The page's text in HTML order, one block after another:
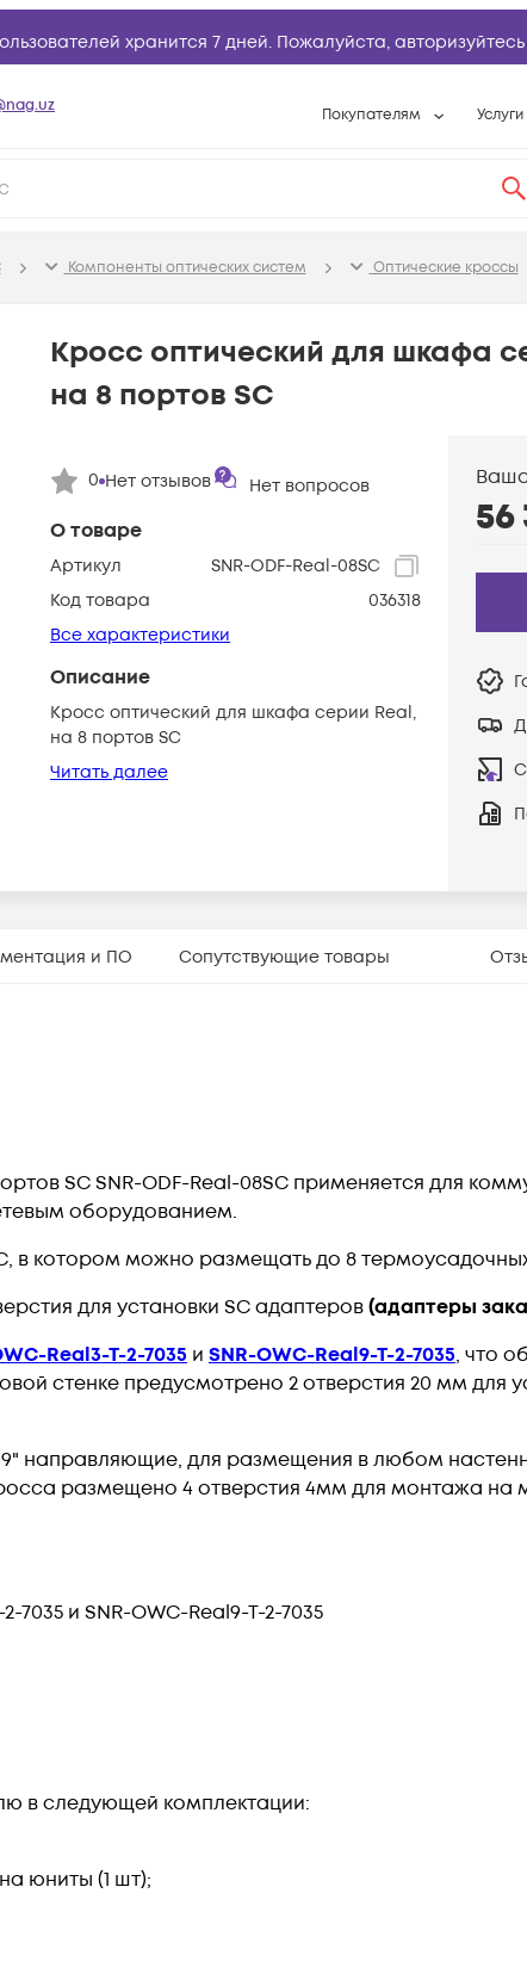
хранится 7 дней. Пожалуйста, авторизуйтесь
Покупателям
Вопросы и ответы
База знаний
Услуги
Компоненты оптических систем Оптические кроссы
О товаре
Артикул
SNR-ODF-Real-08SC
Код товара
036318
Все характеристики
Описание
Кросс оптический для шкафа серии Real,
на 8 портов SC
Читать далее
Кросс оптический для шкафа
на 8 портов SC
0 Нет отзывов Нет вопросов
56
и ПО Сопутствующие товары
SC SNR-ODF-Real-08SC применяется для
оборудованием.
в котором можно размещать до 8 термоусадочных
для установки SC адаптеров(адаптеры
Real3-T-2-7035 и SNR-OWC-Real9-T-2-7035, что
стенке предусмотрено 2 отверстия 20 мм для
направляющие, для размещения в любом
размещено 4 отверстия 4мм для монтажа на
и SNR-OWC-Real9-T-2-7035
в следующей комплектации:
юниты (1 шт);